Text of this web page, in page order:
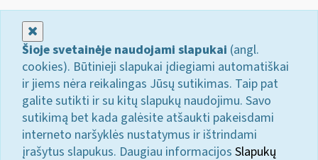
Šioje svetainėje naudojami slapukai (angl.
cookies). Būtinieji slapukai įdiegiami automatiškai
ir jiems nėra reikalingas Jūsų sutikimas. Taip pat
galite sutikti ir su kitų slapukų naudojimu. Savo
sutikimą bet kada galėsite atšaukti pakeisdami
interneto naršyklės nustatymus ir ištrindami
įrašytus slapukus. Daugiau informacijos Slapukų